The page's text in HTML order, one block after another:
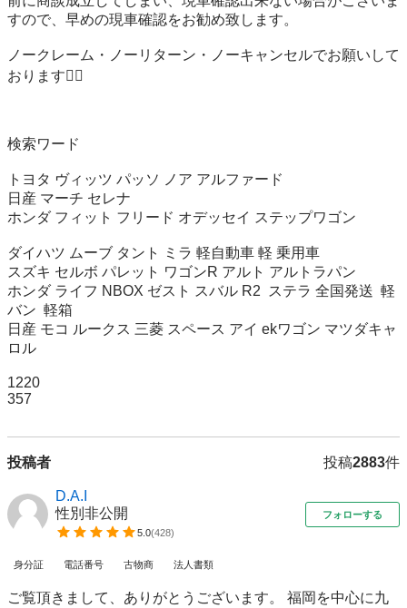
すので、早めの現車確認をお勧め致します。
ノークレーム・ノーリターン・ノーキャンセルでお願いして
おります🙇‍♂️
検索ワード
トヨタ ヴィッツ パッソ ノア アルファード
日産 マーチ セレナ
ホンダ フィット フリード オデッセイ ステップワゴン
ダイハツ ムーブ タント ミラ 軽自動車 軽 乗用車
スズキ セルボ パレット ワゴンR アルト アルトラパン
ホンダ ライフ NBOX ゼスト スバル R2  ステラ 全国発送  軽
バン  軽箱
日産 モコ ルークス 三菱 スペース アイ ekワゴン マツダキャ
ロル
1220
357
投稿者 投稿2883件
D.A.I
性別非公開
5.0(428)
フォローする
身分証 電話番号 古物商 法人書類
ご覧頂きまして、ありがとうございます。 福岡を中心に九